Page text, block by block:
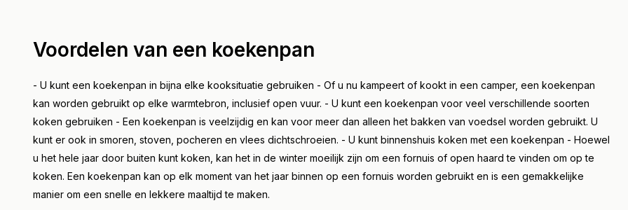
Voordelen van een koekenpan
- U kunt een koekenpan in bijna elke kooksituatie gebruiken - Of u nu kampeert of kookt in een camper, een koekenpan
kan worden gebruikt op elke warmtebron, inclusief open vuur. - U kunt een koekenpan voor veel verschillende soorten
koken gebruiken - Een koekenpan is veelzijdig en kan voor meer dan alleen het bakken van voedsel worden gebruikt. U
kunt er ook in smoren, stoven, pocheren en vlees dichtschroeien. - U kunt binnenshuis koken met een koekenpan - Hoewel
u het hele jaar door buiten kunt koken, kan het in de winter moeilijk zijn om een fornuis of open haard te vinden om op te
koken. Een koekenpan kan op elk moment van het jaar binnen op een fornuis worden gebruikt en is een gemakkelijke
manier om een snelle en lekkere maaltijd te maken.